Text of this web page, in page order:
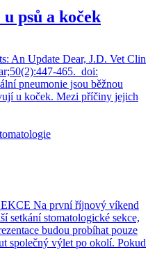
psů a koček
An Update Dear, J.D. Vet Clin
465. doi:
pneumonie jsou běžnou
u koček. Mezi příčiny jejich
Na první říjnový víkend
setkání stomatologické sekce,
budou probíhat pouze
společný výlet po okolí. Pokud